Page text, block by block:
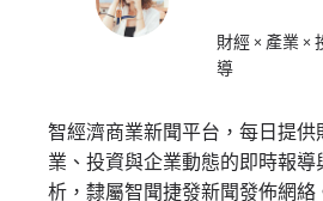
財經 × 產業 ×
導
智經濟商業新聞平台，每日提供
業、投資與企業動態的即時報導
析，隸屬智聞捷發新聞發佈網絡